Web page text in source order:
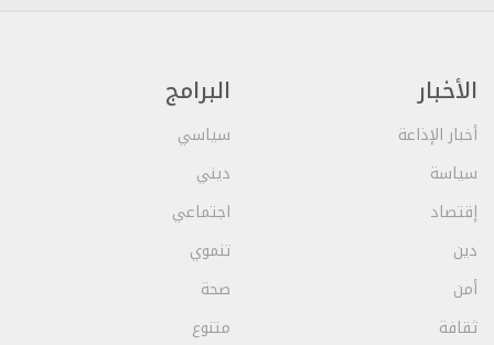
الأخبار
أخبار الإذاعة
سياسة
إقتصاد
دين
أمن
ثقافة
البرامج
سياسي
ديني
اجتماعي
تنموي
صحة
متنوع